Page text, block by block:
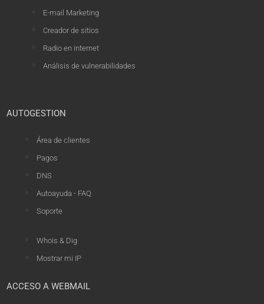
E-mail Marketing
Creador de sitios
Radio en internet
Análisis de vulnerabilidades
AUTOGESTION
Área de clientes
Pagos
DNS
Autoayuda - FAQ
Soporte
Whois & Dig
Mostrar mi IP
ACCESO A WEBMAIL